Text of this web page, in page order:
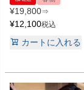
¥19,800⇒
¥12,100税込
カートに入れる